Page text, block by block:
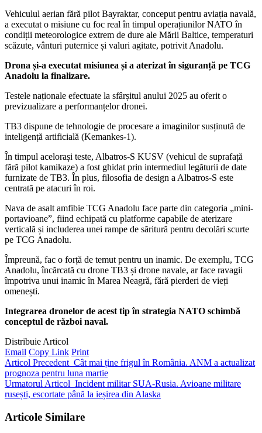
Vehiculul aerian fără pilot Bayraktar, conceput pentru aviația navală,
a executat o misiune cu foc real în timpul operațiunilor NATO în
condiții meteorologice extrem de dure ale Mării Baltice, temperaturi
scăzute, vânturi puternice și valuri agitate, potrivit Anadolu.
Drona și-a executat misiunea și a aterizat în siguranță pe TCG
Anadolu la finalizare.
Testele naționale efectuate la sfârșitul anului 2025 au oferit o
previzualizare a performanțelor dronei.
TB3 dispune de tehnologie de procesare a imaginilor susținută de
inteligență artificială (Kemankes-1).
În timpul acelorași teste, Albatros-S KUSV (vehicul de suprafață
fără pilot kamikaze) a fost ghidat prin intermediul legăturii de date
furnizate de TB3. În plus, filosofia de design a Albatros-S este
centrată pe atacuri în roi.
Nava de asalt amfibie TCG Anadolu face parte din categoria „mini-
portavioane”, fiind echipată cu platforme capabile de aterizare
verticală și includerea unei rampe de săritură pentru decolări scurte
pe TCG Anadolu.
Împreună, fac o forță de temut pentru un inamic. De exemplu, TCG
Anadolu, încărcată cu drone TB3 și drone navale, ar face ravagii
împotriva unui inamic în Marea Neagră, fără pierderi de vieți
omenești.
Integrarea dronelor de acest tip în strategia NATO schimbă
conceptul de război naval.
Distribuie Articol
Email Copy Link Print
Articol Precedent Cât mai ține frigul în România. ANM a actualizat
prognoza pentru luna martie
Urmatorul Articol Incident militar SUA-Rusia. Avioane militare
rusești, escortate până la ieșirea din Alaska
Articole Similare